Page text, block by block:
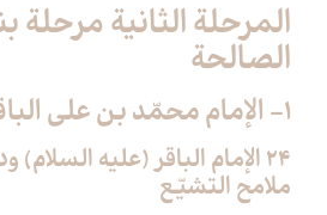
المرحلة الثانية مرحلة
الصالحة
1- الإمام محمّد بن علي الباقر (عليه السلام)
24 الإمام الباقر (عليه
ملامح التشيّع‏